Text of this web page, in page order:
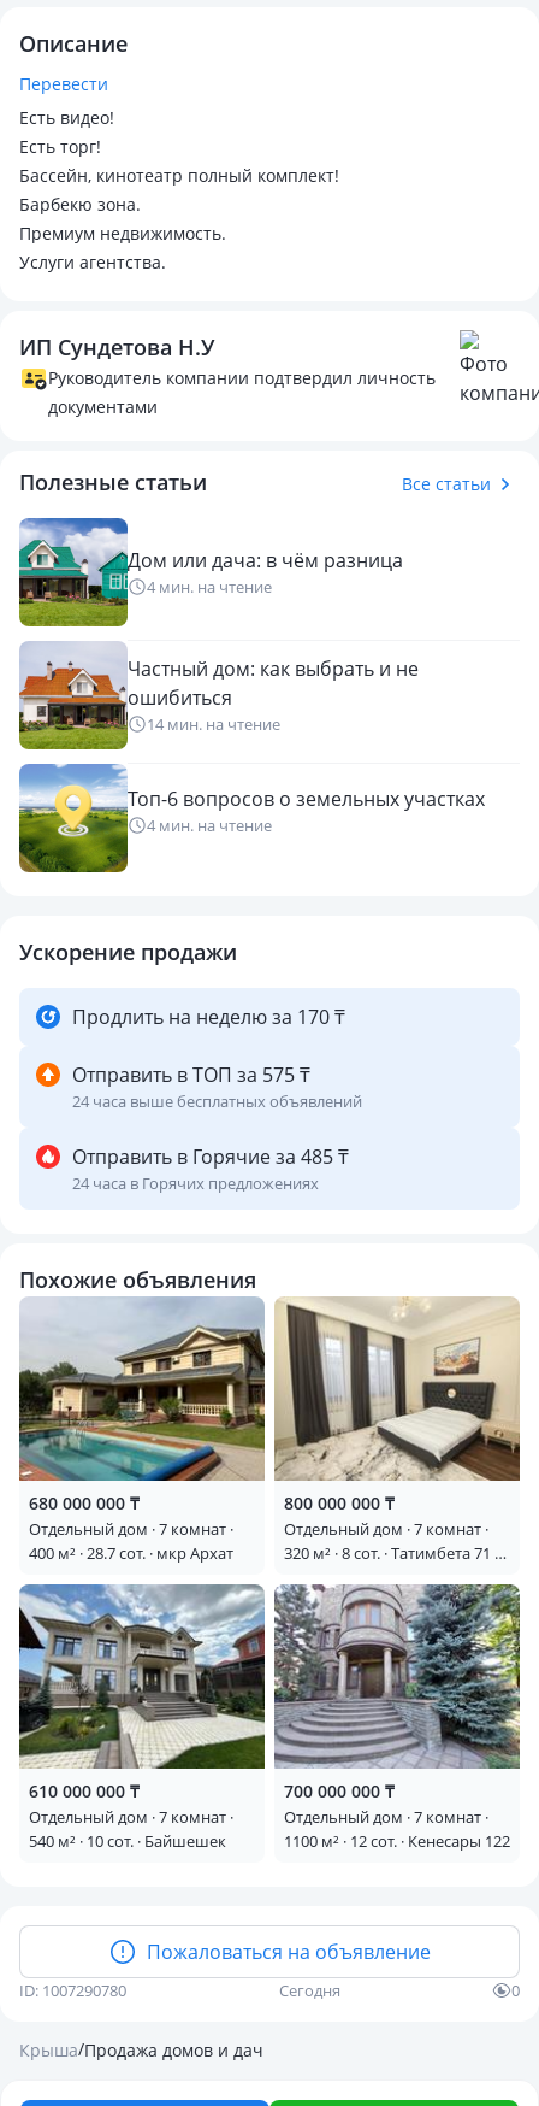
Описание
Перевести
Есть видео!
Есть торг!
Бассейн, кинотеатр полный комплект!
Барбекю зона.
Премиум недвижимость.
Услуги агентства.
ИП Сундетова Н.У
Руководитель компании подтвердил личность
документами
Полезные статьи Все статьи
Дом или дача: в чём разница
4 мин. на чтение
Частный дом: как выбрать и не
ошибиться
14 мин. на чтение
Топ-6 вопросов о земельных участках
4 мин. на чтение
Ускорение продажи
Продлить на неделю за 170 ₸
Отправить в ТОП за 575 ₸
24 часа выше бесплатных объявлений
Отправить в Горячие за 485 ₸
24 часа в Горячих предложениях
Похожие объявления
680 000 000 ₸
Отдельный дом · 7 комнат ·
400 м² · 28.7 сот. · мкр Архат
800 000 000 ₸
Отдельный дом · 7 комнат ·
320 м² · 8 сот. · Татимбета 71 —
610 000 000 ₸
Отдельный дом · 7 комнат ·
540 м² · 10 сот. · Байшешек
700 000 000 ₸
Отдельный дом · 7 комнат ·
1100 м² · 12 сот. · Кенесары 122
Пожаловаться на объявление
ID: 1007290780 Сегодня 0
Крыша/Продажа домов и дач